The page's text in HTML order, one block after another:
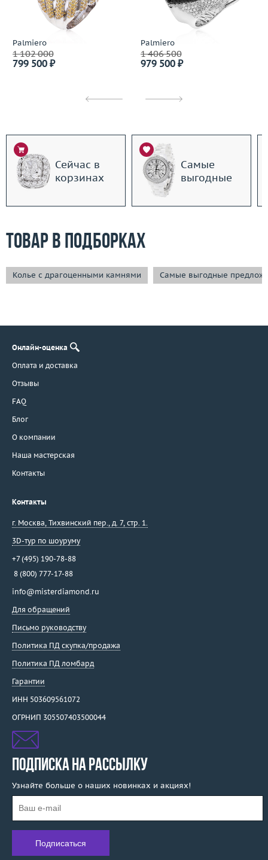
Palmiero
1 102 000
799 500 ₽
Palmiero
1 406 500
979 500 ₽
Сейчас в
корзинах
Самые
выгодные
Товар в подборках
Колье с драгоценными камнями Самые выгодные
Онлайн-оценка
Оплата и доставка
Отзывы
FAQ
Блог
О компании
Наша мастерская
Контакты
Контакты
г. Москва Тихвинский пер., д. 7, стр. 1.
3D-тур по шоуруму
+7 (495) 190-78-88
8 (800) 777-17-88
info@misterdiamond.ru
Для обращений
Письмо руководству
Политика ПД скупка/продажа
Политика ПД ломбард
Гарантии
ИНН 503609561072
ОГРНИП 305507403500044
ПОДПИСКА НА РАССЫЛКУ
Узнайте больше о наших новинках и акциях!